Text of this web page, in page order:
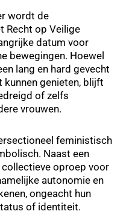
wordt de
Recht op Veilige
datum voor
bewegingen. Hoewel
lang en hard gevecht
genieten, blijft
of zelfs
vrouwen.
feministisch
Naast een
collectieve oproep voor
autonomie en
ongeacht hun
of identiteit.